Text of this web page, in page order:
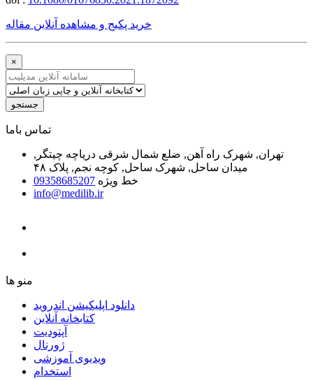
خرید پکیج و مشاهده آنلاین مقاله
×
جستجو
ﺗﻤﺎﺱ ﺑﺎﻣﺎ
تهران, شهرک راه آهن, ضلع شمال شرقی دریاچه چیتگر,
میدان ساحل, شهرک ساحل, کوچه نجم, پلاک ۴۸
خط ویژه 09358685207
info@medilib.ir
ﻣﻨﻮ ﻫﺎ
دانلود اپلیکیشن اندروید
ﮐﺘﺎﺑﺨﺎﻧﻪ ﺁﻧﻼﯾﻦ
ﺁﭘﺘﻮﺩﯾﺖ
ﮊﻭﺭﻧﺎﻝ
ویدیوی آموزشی
استخدام